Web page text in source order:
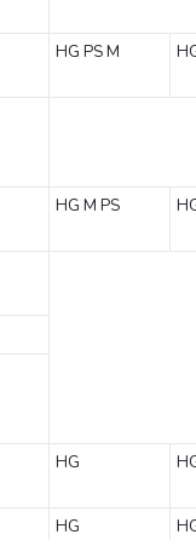
HG PSM
HG M PS
HG
HG